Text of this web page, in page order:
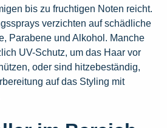
bis zu fruchtigen Noten reicht.
verzichten auf schädliche
Parabene und Alkohol. Manche
UV-Schutz, um das Haar vor
oder sind hitzebeständig,
auf das Styling mit